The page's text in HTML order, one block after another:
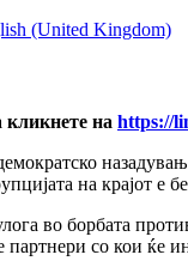
на https://
на крајот
во борбата
со кои ќе